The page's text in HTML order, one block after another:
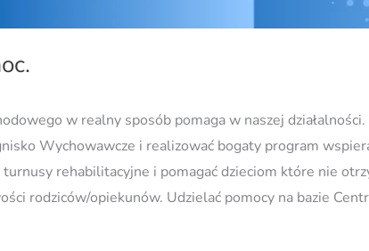
w realny sposób pomaga w naszej
Wychowawcze i realizować bogaty program
rehabilitacyjne i pomagać dzieciom które nie
rodziców/opiekunów. Udzielać pomocy na bazie